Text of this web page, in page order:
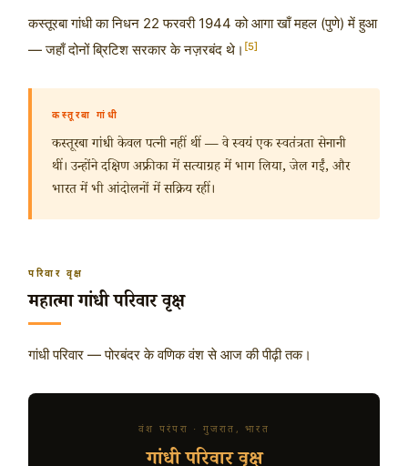
कस्तूरबा गांधी का निधन 22 फरवरी 1944 को आगा खाँ महल (पुणे) में हुआ
— जहाँ दोनों ब्रिटिश सरकार के नज़रबंद थे। [5]
कस्तूरबा गांधी
कस्तूरबा गांधी केवल पत्नी नहीं थीं — वे स्वयं एक स्वतंत्रता सेनानी
थीं। उन्होंने दक्षिण अफ्रीका में सत्याग्रह में भाग लिया, जेल गईं, और
भारत में भी आंदोलनों में सक्रिय रहीं।
परिवार वृक्ष
महात्मा गांधी परिवार वृक्ष
गांधी परिवार — पोरबंदर के वणिक वंश से आज की पीढ़ी तक।
वंश परंपरा · गुजरात, भारत